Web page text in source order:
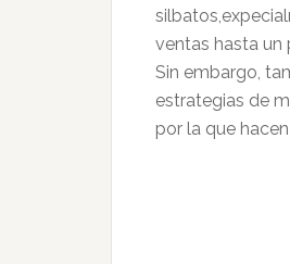
ventas hasta un
Sin embargo,
estrategias de
por la que